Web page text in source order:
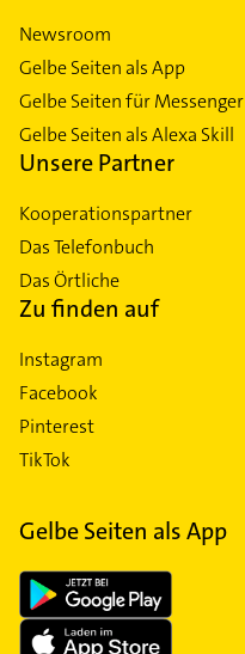
Newsroom
Gelbe Seiten als App
Gelbe Seiten für Messenger
Gelbe Seiten als Alexa Skill
Unsere Partner
Kooperationspartner
Das Telefonbuch
Das Örtliche
Zu finden auf
Instagram
Facebook
Pinterest
TikTok
Gelbe Seiten als App